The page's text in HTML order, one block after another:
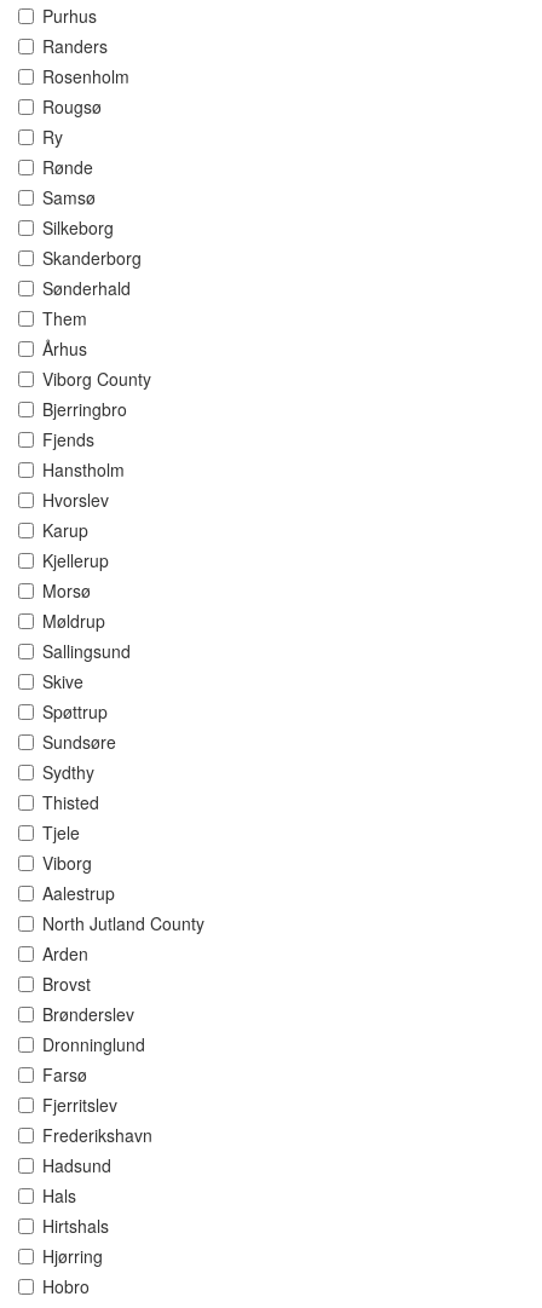
Purhus
Randers
Rosenholm
Rougsø
Ry
Rønde
Samsø
Silkeborg
Skanderborg
Sønderhald
Them
Århus
Viborg County
Bjerringbro
Fjends
Hanstholm
Hvorslev
Karup
Kjellerup
Morsø
Møldrup
Sallingsund
Skive
Spøttrup
Sundsøre
Sydthy
Thisted
Tjele
Viborg
Aalestrup
North Jutland County
Arden
Brovst
Brønderslev
Dronninglund
Farsø
Fjerritslev
Frederikshavn
Hadsund
Hals
Hirtshals
Hjørring
Hobro